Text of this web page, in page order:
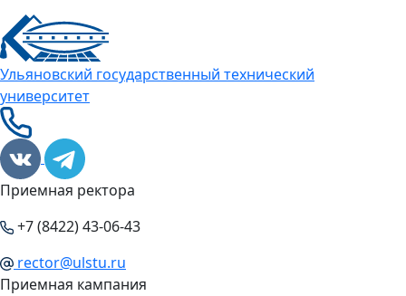
Ульяновский государственный технический
университет
Приемная ректора
+7 (8422) 43-06-43
rector@ulstu.ru
Приемная кампания